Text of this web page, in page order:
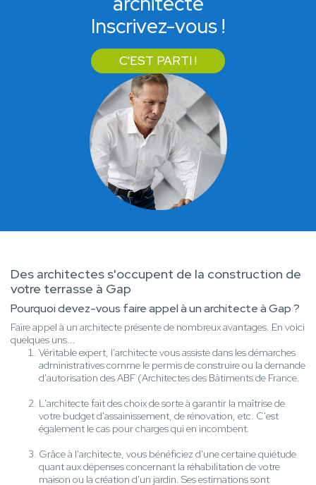
Inscrivez-vous !
C'EST PARTI !
Des architectes s'occupent de la construction de
votre terrasse à Gap
Pourquoi devez-vous faire appel à un architecte à Gap ?
Faire appel à un architecte présente de nombreux avantages. En voici
quelques uns...
Véritable expert, l'architecte vous assiste dans les démarches
administratives comme le permis de construire ou la demande
d'autorisation des ABF (Architectes des Bâtiments de France.
L'architecte fait des choix de sorte à garantir la maîtrise de
votre budget d'assainissement, de rénovation, etc. C'est
également le cas pour charges qui en incombent.
Grâce à l'architecte, vous bénéficiez d'une certaine quiétude
quant aux dépenses concernant la réhabilitation de votre
maison ou la création d'un jardin. Ses estimations sont